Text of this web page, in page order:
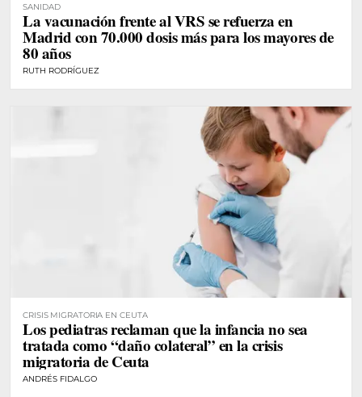
SANIDAD
La vacunación frente al VRS se refuerza en
Madrid con 70.000 dosis más para los mayores de
80 años
RUTH RODRÍGUEZ
CRISIS MIGRATORIA EN CEUTA
Los pediatras reclaman que la infancia no sea
tratada como “daño colateral” en la crisis
migratoria de Ceuta
ANDRÉS FIDALGO